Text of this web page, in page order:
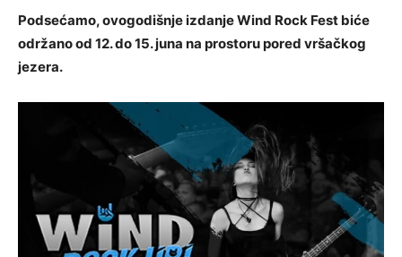
Podsećamo, ovogodišnje izdanje Wind Rock Fest biće
održano od 12. do 15. juna na prostoru pored vršačkog
jezera.